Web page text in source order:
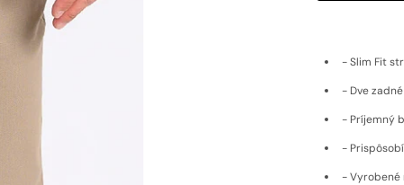
- Slim Fit
- Dve
- Príjemný
-
- Vyrobené